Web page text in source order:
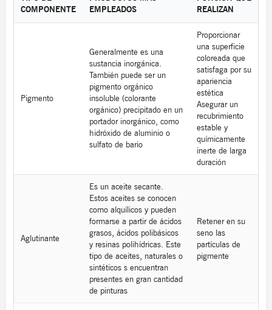
COMPONENTE
EMPLEADOS
REALIZAN
Pigmento
Generalmente es una
sustancia inorgánica.
También puede ser un
pigmento orgánico
insoluble (colorante
orgánico) precipitado en un
portador inorgánico, como
hidróxido de aluminio o
sulfato de bario
Proporcionar
una superficie
coloreada que
satisfaga por su
apariencia
estética
Asegurar un
recubrimiento
estable y
químicamente
inerte de larga
duración
Aglutinante
Es un aceite secante.
Estos aceites se conocen
como alquílicos y pueden
formarse a partir de ácidos
grasos, ácidos polibásicos
y resinas polihídricas. Este
tipo de aceites, naturales o
sintéticos s encuentran
presentes en gran cantidad
de pinturas
Retener en su
seno las
partículas de
pigmente